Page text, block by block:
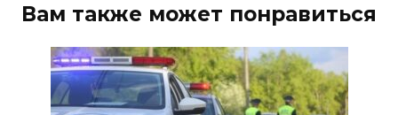
Вам также может понравиться